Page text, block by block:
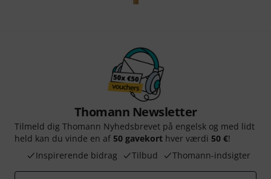
Thomann Newsletter
Tilmeld dig Thomann Nyhedsbrevet på engelsk og med lidt
held kan du vinde en af 50 gavekort hver værdi 50 €!
Inspirerende bidrag
Tilbud Thomann-indsigter